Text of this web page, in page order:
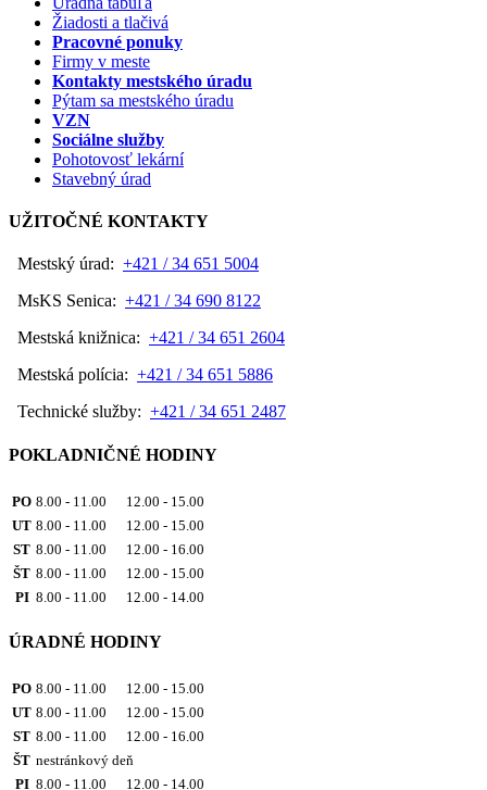
Žiadosti a tlačivá
Pracovné ponuky
Firmy v meste
Kontakty mestského úradu
Pýtam sa mestského úradu
VZN
Sociálne služby
Pohotovosť lekární
Stavebný úrad
UŽITOČNÉ KONTAKTY
Mestský úrad: +421 / 34 651 5004
MsKS Senica: +421 / 34 690 8122
Mestská knižnica: +421 / 34 651 2604
Mestská polícia: +421 / 34 651 5886
Technické služby: +421 / 34 651 2487
POKLADNIČNÉ HODINY
PO 8.00 - 11.00 12.00 - 15.00
UT 8.00 - 11.00 12.00 - 15.00
ST 8.00 - 11.00 12.00 - 16.00
ŠT 8.00 - 11.00 12.00 - 15.00
PI 8.00 - 11.00 12.00 - 14.00
ÚRADNÉ HODINY
PO 8.00 - 11.00 12.00 - 15.00
UT 8.00 - 11.00 12.00 - 15.00
ST 8.00 - 11.00 12.00 - 16.00
ŠT nestránkový deň
PI 8.00 - 11.00 12.00 - 14.00